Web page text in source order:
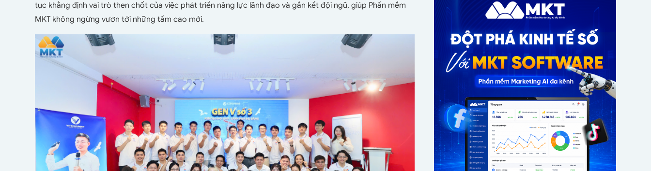
tục khẳng định vai trò then chốt của việc phát triển năng lực lãnh đạo và gắn kết đội ngũ, giúp Phần mềm
MKT không ngừng vươn tới những tầm cao mới.